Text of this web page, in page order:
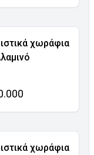
χωράφια
χωράφια